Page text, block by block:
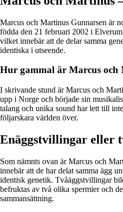
Marcus och Martinus Gunnarsen är
födda den 21 februari 2002 i
vilket innebär att de delar samma
identiska i utseende.
Hur gammal är Marcus och
I skrivande stund är Marcus och
upp i Norge och började sin
talang och unika sound har lett till
följarskara världen över.
Enäggstvillingar eller
Som nämnts ovan är Marcus och
innebär att de har delat samma ägg
identisk genetik. Tvåäggstvillingar
befruktas av två olika spermier och
sammansättning.